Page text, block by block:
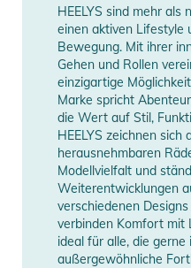
Gender
Erscheinungsjahr
Manufacturer
Information
HEELYS sind mehr als
einen aktiven Lifestyle
Bewegung. Mit ihrer
Gehen und Rollen
einzigartige
Marke spricht
die Wert auf Stil,
HEELYS zeichnen sich
herausnehmbaren
Modellvielfalt und
Weiterentwicklungen
verschiedenen
verbinden Komfort mit
ideal für alle, die
außergewöhnliche